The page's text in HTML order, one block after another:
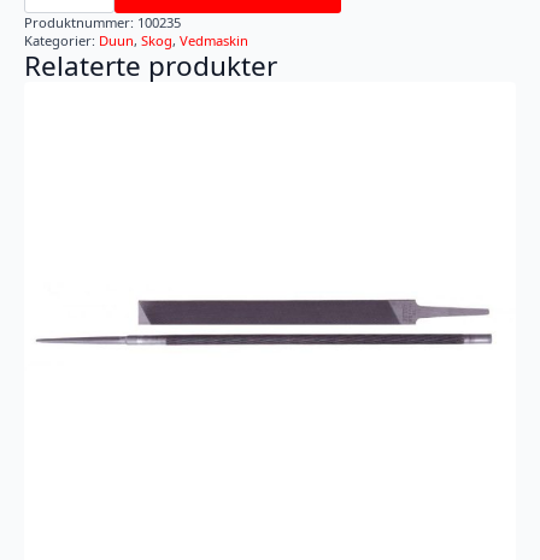
VM360/370
antall
Produktnummer: 100235
Kategorier: Duun, Skog, Vedmaskin
Relaterte produkter